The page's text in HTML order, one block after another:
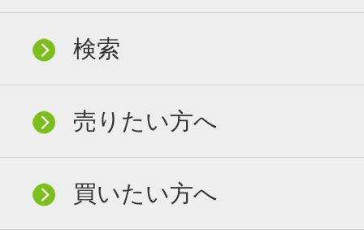
検索
売りたい方へ
買いたい方へ